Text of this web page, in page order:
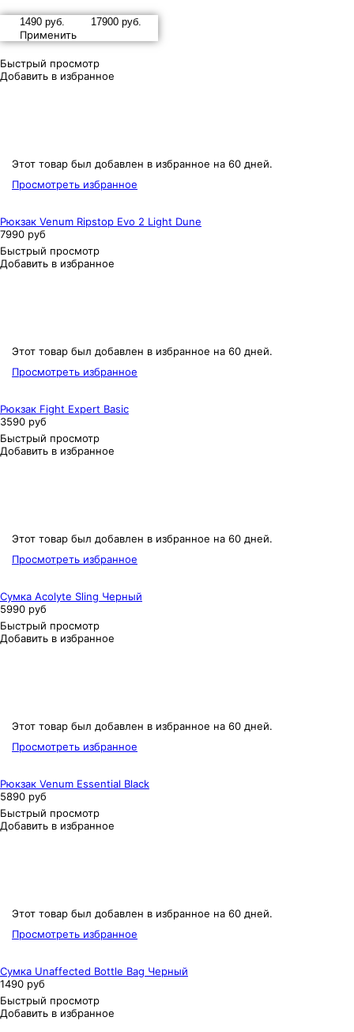
Применить
Быстрый просмотр
Добавить в избранное
Этот товар был добавлен в избранное на 60 дней.
Просмотреть избранное
Рюкзак Venum Ripstop Evo 2 Light Dune
7990 руб
Быстрый просмотр
Добавить в избранное
Этот товар был добавлен в избранное на 60 дней.
Просмотреть избранное
Рюкзак Fight Expert Basic
3590 руб
Быстрый просмотр
Добавить в избранное
Этот товар был добавлен в избранное на 60 дней.
Просмотреть избранное
Сумка Acolyte Sling Черный
5990 руб
Быстрый просмотр
Добавить в избранное
Этот товар был добавлен в избранное на 60 дней.
Просмотреть избранное
Рюкзак Venum Essential Black
5890 руб
Быстрый просмотр
Добавить в избранное
Этот товар был добавлен в избранное на 60 дней.
Просмотреть избранное
Сумка Unaffected Bottle Bag Черный
1490 руб
Быстрый просмотр
Добавить в избранное